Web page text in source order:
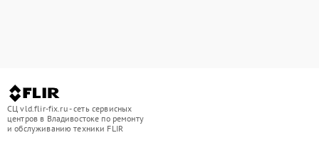
СЦ vld.flir-fix.ru - сеть сервисных
центров в Владивостоке по ремонту
и обслуживанию техники FLIR